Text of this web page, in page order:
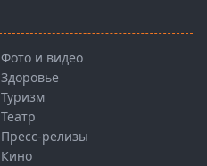
Фото и видео
Здоровье
Туризм
Театр
Пресс-релизы
Кино